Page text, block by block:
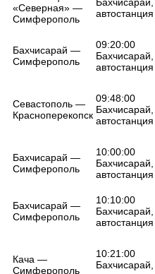
«Северная» —
Симферополь
автостанция
Бахчисарай —
Симферополь
09:20:00
Бахчисарай,
автостанция
Севастополь —
Красноперекопск
09:48:00
Бахчисарай,
автостанция
Бахчисарай —
Симферополь
10:00:00
Бахчисарай,
автостанция
Бахчисарай —
Симферополь
10:10:00
Бахчисарай,
автостанция
Кача —
Симферополь
10:21:00
Бахчисарай,